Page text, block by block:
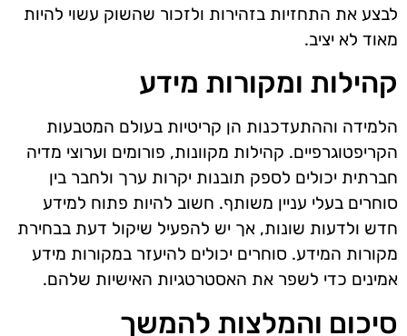
לבצע את התחזיות בזהירות ולזכור שהשוק עשוי להיות
מאוד לא יציב.
קהילות ומקורות מידע
הלמידה וההתעדכנות הן קריטיות בעולם המטבעות
הקריפטוגרפיים. קהילות מקוונות, פורומים וערוצי מדיה
חברתית יכולים לספק תובנות יקרות ערך ולחבר בין
סוחרים בעלי עניין משותף. חשוב להיות פתוח למידע
חדש ולדעות שונות, אך יש להפעיל שיקול דעת בבחירת
מקורות המידע. סוחרים יכולים להיעזר במקורות מידע
אמינים כדי לשפר את האסטרטגיות האישיות שלהם.
סיכום והמלצות להמשך